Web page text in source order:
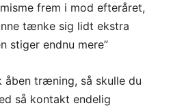
frem i mod efteråret,
tænke sig lidt ekstra
stiger endnu mere”
træning, så skulle du
så kontakt endelig